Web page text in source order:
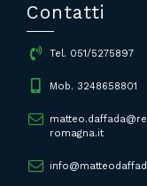
Contatti
Tel. 051/5275897
Mob. 3248658801
romagna.it